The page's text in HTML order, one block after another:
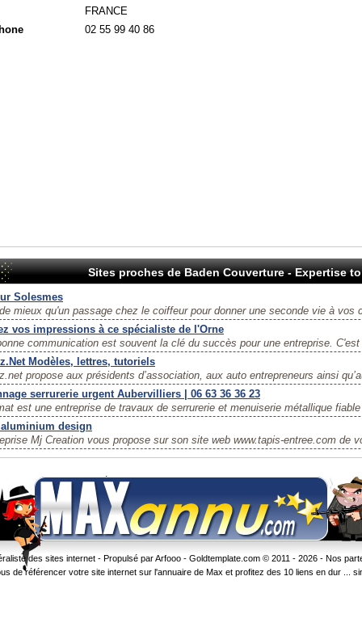
FRANCE
02 55 99 40 86
Sites proches de Baden Couverture - Expertise
Solesmes
mieux qu'un passage chez le coiffeur pour donner une seconde vie à vos
vos impressions à ce spécialiste de l'Orne
communication est souvent la clé du succès pour une entreprise.
Modèles, lettres, tutoriels
propose aux présidents d’association, aux auto entrepreneurs ainsi
serrurerie urgent Aubervilliers | 06 63 36 36 23
est une entreprise de travaux de serrurerie et menuiserie métallique
design
Mj Creation vous propose sur son site web www.tapis-entree.com de
des sites internet - Propulsé par Arfooo - Goldtemplate.com© 2011 - 2026 - Nos
de référencer votre site internet sur l'annuaire de Max et profitez des 10 liens en dur ...